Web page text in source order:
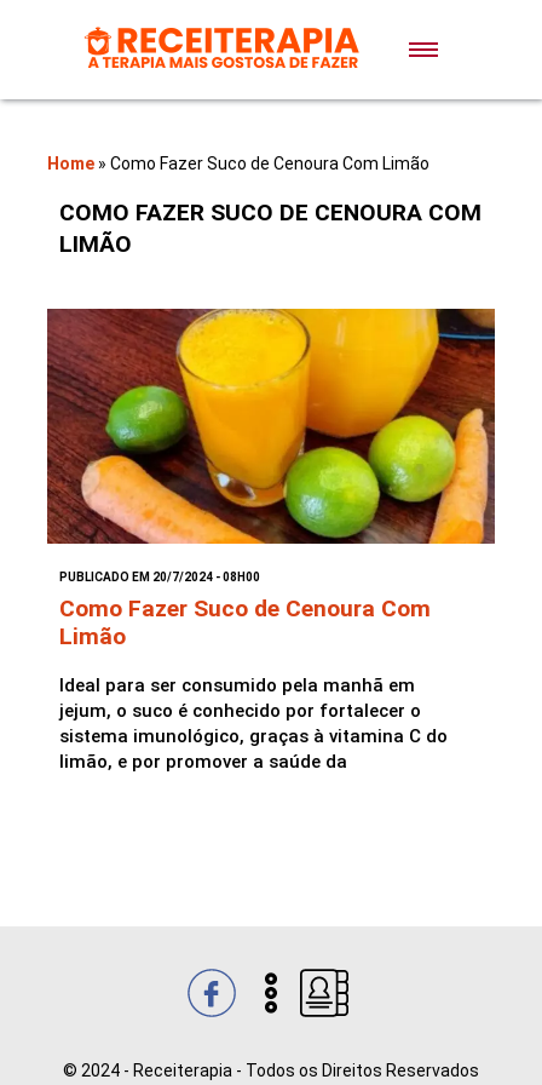
Doces e Sobremesas
Massas
Bolos
Pães
Sopas
Saladas
Home » Como Fazer Suco de Cenoura Com Limão
COMO FAZER SUCO DE CENOURA COM
LIMÃO
PUBLICADO EM 20/7/2024 - 08H00
Como Fazer Suco de Cenoura Com
Limão
Ideal para ser consumido pela manhã em
jejum, o suco é conhecido por fortalecer o
sistema imunológico, graças à vitamina C do
limão, e por promover a saúde da
© 2024 - Receiterapia - Todos os Direitos Reservados